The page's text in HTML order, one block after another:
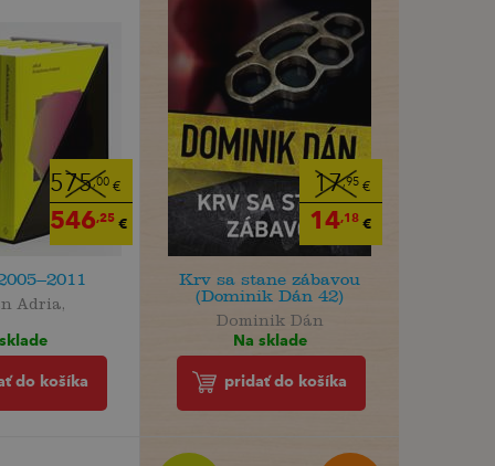
575,00€
546,25€
Adria,
do košíka
17,95€
14,18€
Krv sa stane zábavou
(Dominik Dán 42)
Dominik Dán
Na sklade
pridať do košíka